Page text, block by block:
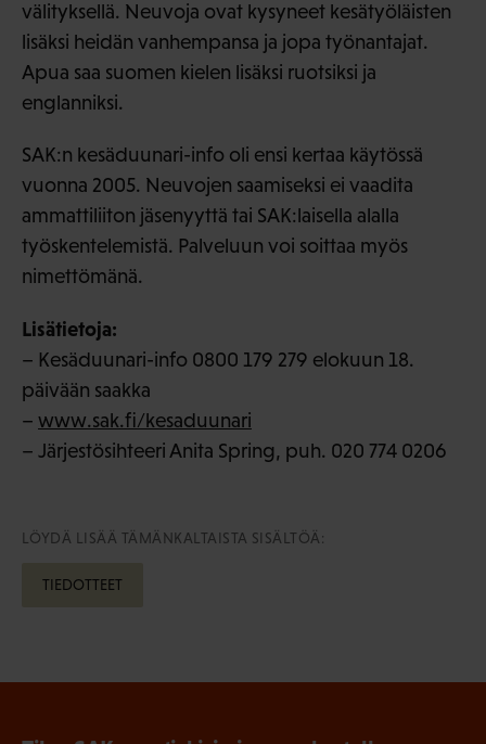
välityksellä. Neuvoja ovat kysyneet kesätyöläisten
lisäksi heidän vanhempansa ja jopa työnantajat.
Apua saa suomen kielen lisäksi ruotsiksi ja
englanniksi.
SAK:n kesäduunari-info oli ensi kertaa käytössä
vuonna 2005. Neuvojen saamiseksi ei vaadita
ammattiliiton jäsenyyttä tai SAK:laisella alalla
työskentelemistä. Palveluun voi soittaa myös
nimettömänä.
Lisätietoja:
– Kesäduunari-info 0800 179 279 elokuun 18.
päivään saakka
– www.sak.fi/kesaduunari
– Järjestösihteeri Anita Spring, puh. 020 774 0206
LÖYDÄ LISÄÄ TÄMÄNKALTAISTA SISÄLTÖÄ:
TIEDOTTEET